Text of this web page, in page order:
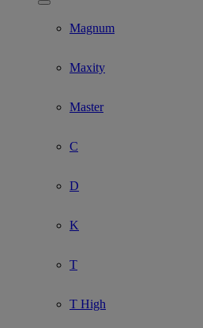
Show submenu for Modelo
Magnum
Maxity
Master
C
D
K
T
T High